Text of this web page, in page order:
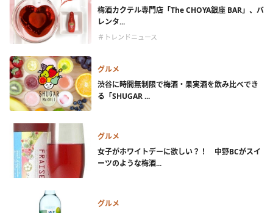
梅酒カクテル専門店「The CHOYA銀座 BAR」、バ
レンタ...
＃トレンドニュース
グルメ
渋谷に時間無制限で梅酒・果実酒を飲み比べでき
る「SHUGAR ...
グルメ
女子がホワイトデーに欲しい？！ 中野BCがスイ
ーツのような梅酒...
グルメ